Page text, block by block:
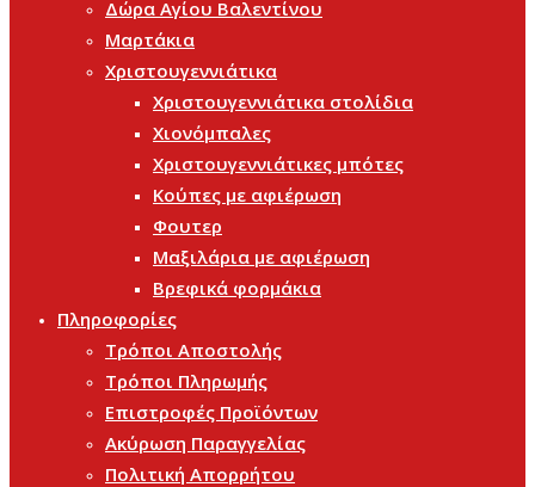
Δώρα Αγίου Βαλεντίνου
Μαρτάκια
Χριστουγεννιάτικα
Χριστουγεννιάτικα στολίδια
Χιονόμπαλες
Χριστουγεννιάτικες μπότες
Κούπες με αφιέρωση
Φουτερ
Μαξιλάρια με αφιέρωση
Βρεφικά φορμάκια
Πληροφορίες
Τρόποι Αποστολής
Τρόποι Πληρωμής
Επιστροφές Προϊόντων
Ακύρωση Παραγγελίας
Πολιτική Απορρήτου